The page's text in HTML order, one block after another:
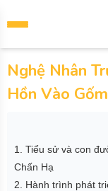
Nghệ Nhân
Hồn Vào
1. Tiểu sử và con
Chấn Hạ
2. Hành trình phát